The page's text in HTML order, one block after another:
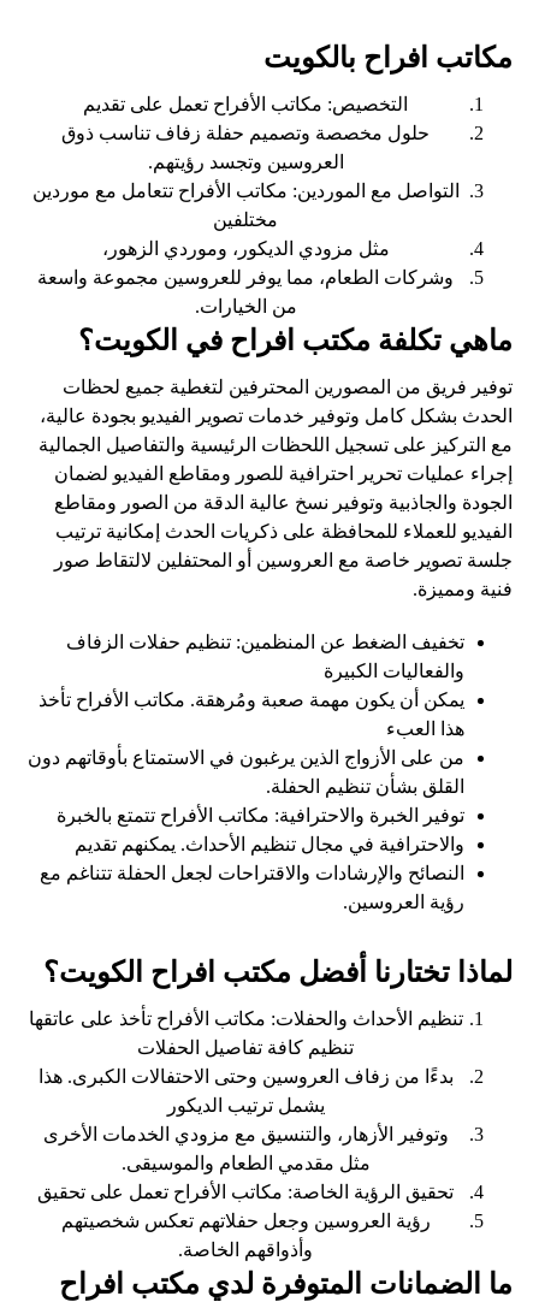
مكاتب افراح بالكويت
التخصيص: مكاتب الأفراح تعمل على تقديم
حلول مخصصة وتصميم حفلة زفاف تناسب ذوق
العروسين وتجسد رؤيتهم.
التواصل مع الموردين: مكاتب الأفراح تتعامل مع موردين
مختلفين
مثل مزودي الديكور، وموردي الزهور،
وشركات الطعام، مما يوفر للعروسين مجموعة واسعة
من الخيارات.
ماهي تكلفة مكتب افراح في الكويت؟
توفير فريق من المصورين المحترفين لتغطية جميع لحظات
الحدث بشكل كامل وتوفير خدمات تصوير الفيديو بجودة عالية،
مع التركيز على تسجيل اللحظات الرئيسية والتفاصيل الجمالية
إجراء عمليات تحرير احترافية للصور ومقاطع الفيديو لضمان
الجودة والجاذبية وتوفير نسخ عالية الدقة من الصور ومقاطع
الفيديو للعملاء للمحافظة على ذكريات الحدث إمكانية ترتيب
جلسة تصوير خاصة مع العروسين أو المحتفلين لالتقاط صور
فنية ومميزة.
تخفيف الضغط عن المنظمين: تنظيم حفلات الزفاف
والفعاليات الكبيرة
يمكن أن يكون مهمة صعبة ومُرهقة. مكاتب الأفراح تأخذ
هذا العبء
من على الأزواج الذين يرغبون في الاستمتاع بأوقاتهم دون
القلق بشأن تنظيم الحفلة.
توفير الخبرة والاحترافية: مكاتب الأفراح تتمتع بالخبرة
والاحترافية في مجال تنظيم الأحداث. يمكنهم تقديم
النصائح والإرشادات والاقتراحات لجعل الحفلة تتناغم مع
رؤية العروسين.
لماذا تختارنا أفضل مكتب افراح الكويت؟
تنظيم الأحداث والحفلات: مكاتب الأفراح تأخذ على عاتقها
تنظيم كافة تفاصيل الحفلات
بدءًا من زفاف العروسين وحتى الاحتفالات الكبرى. هذا
يشمل ترتيب الديكور
وتوفير الأزهار، والتنسيق مع مزودي الخدمات الأخرى
مثل مقدمي الطعام والموسيقى.
تحقيق الرؤية الخاصة: مكاتب الأفراح تعمل على تحقيق
رؤية العروسين وجعل حفلاتهم تعكس شخصيتهم
وأذواقهم الخاصة.
ما الضمانات المتوفرة لدي مكتب افراح